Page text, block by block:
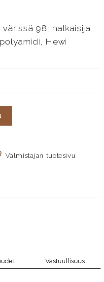
98, halkaisija
Hewi
Valmistajan tuotesivu
Vastuullisuus